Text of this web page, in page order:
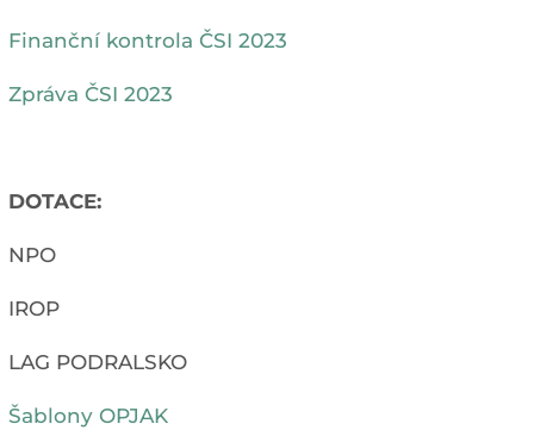
Finanční kontrola ČSI 2023
Zpráva ČSI 2023
DOTACE:
NPO
IROP
LAG PODRALSKO
Šablony OPJAK